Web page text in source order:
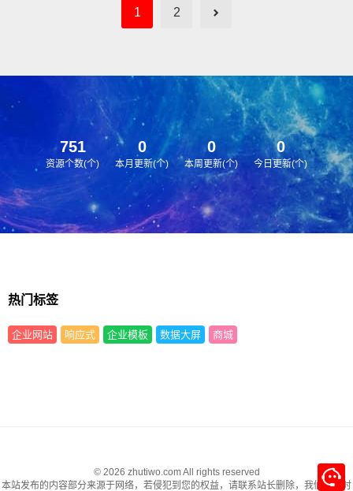
1 2
751
资源个数(个)
0
本月更新(个)
0
本周更新(个)
0
今日更新(个)
热门标签
企业网站 响应式 企业模板 数据大屏 商城
© 2026 zhutiwo.com All rights reserved
本站发布的内容部分来源于网络，若侵犯到您的权益，请联系站长删除，我们将及时